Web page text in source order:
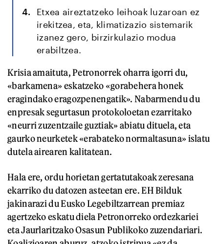
Etxea aireztatzeko leihoak luzaroan ez
irekitzea, eta, klimatizazio sistemarik
izanez gero, birzirkulazio modua
erabiltzea.
Krisia amaituta, Petronorrek oharra igorri du,
«barkamena» eskatzeko «gorabehera honek
eragindako eragozpenengatik». Nabarmendu du
enpresak segurtasun protokoloetan ezarritako
«neurri zuzentzaile guztiak» abiatu dituela, eta
gaurko neurketek «erabateko normaltasuna» islatu
dutela airearen kalitatean.
Hala ere, ordu horietan gertatutakoak zeresana
ekarriko du datozen asteetan ere. EH Bilduk
jakinarazi du Eusko Legebiltzarrean premiaz
agertzeko eskatu diela Petronorreko ordezkariei
eta Jaurlaritzako Osasun Publikoko zuzendariari.